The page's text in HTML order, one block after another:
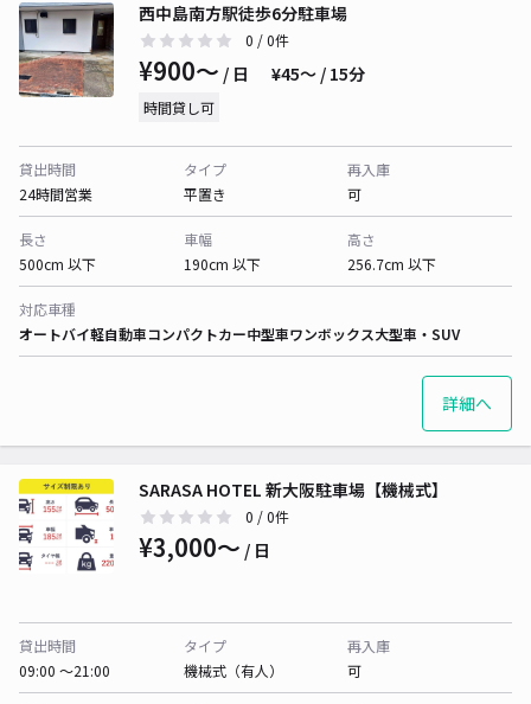
西中島南方駅徒歩6分駐車場
0 / 0件
¥900〜 / 日 ¥45〜 / 15分
時間貸し可
貸出時間
24時間営業
タイプ
平置き
再入庫
可
長さ
500cm 以下
車幅
190cm 以下
高さ
256.7cm 以下
対応車種
オートバイ軽自動車コンパクトカー中型車ワンボックス大型車・SUV
詳細へ
SARASA HOTEL 新大阪駐車場【機械式】
0 / 0件
¥3,000〜 / 日
貸出時間
09:00 〜21:00
タイプ
機械式（有人）
再入庫
可